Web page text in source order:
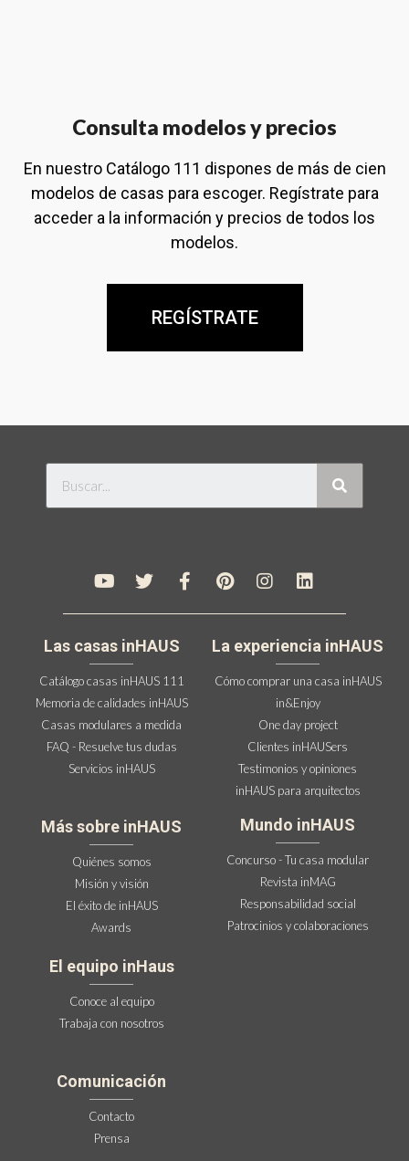
Consulta modelos y precios
En nuestro Catálogo 111 dispones de más de cien
modelos de casas para escoger. Regístrate para
acceder a la información y precios de todos los
modelos.
REGÍSTRATE
Las casas inHAUS
Catálogo casas inHAUS 111
Memoria de calidades inHAUS
Casas modulares a medida
FAQ - Resuelve tus dudas
Servicios inHAUS
Más sobre inHAUS
Quiénes somos
Misión y visión
El éxito de inHAUS
Awards
La experiencia inHAUS
Cómo comprar una casa inHAUS
in&Enjoy
One day project
Clientes inHAUSers
Testimonios y opiniones
inHAUS para arquitectos
Mundo inHAUS
Concurso - Tu casa modular
Revista inMAG
Responsabilidad social
Patrocinios y colaboraciones
El equipo inHaus
Conoce al equipo
Trabaja con nosotros
Comunicación
Contacto
Prensa